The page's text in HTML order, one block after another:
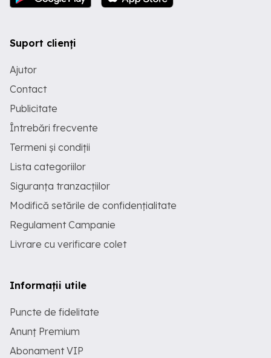
Suport clienți
Ajutor
Contact
Publicitate
Întrebări frecvente
Termeni și condiții
Lista categoriilor
Siguranța tranzacțiilor
Modifică setările de confidențialitate
Regulament Campanie
Livrare cu verificare colet
Informații utile
Puncte de fidelitate
Anunț Premium
Abonament VIP